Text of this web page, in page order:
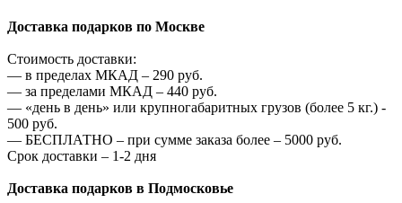
Доставка подарков по Москве
Стоимость доставки:
— в пределах МКАД – 290 руб.
— за пределами МКАД – 440 руб.
— «день в день» или крупногабаритных грузов (более 5 кг.) -
500 руб.
— БЕСПЛАТНО – при сумме заказа более – 5000 руб.
Срок доставки – 1-2 дня
Доставка подарков в Подмосковье